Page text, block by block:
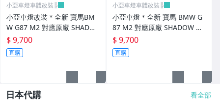
小亞車燈車體改裝╠
小亞車燈改裝＊全新 寶馬BM
W G87 M2 對應原廠 SHADO
W 電子閥門控制器
$ 9,700
直購
小亞車燈車體改裝╠
小亞車燈＊全新 寶馬 BMW G
87 M2 對應原廠 SHADOW 電
子閥門控制器
$ 9,700
直購
日本代購 看全部